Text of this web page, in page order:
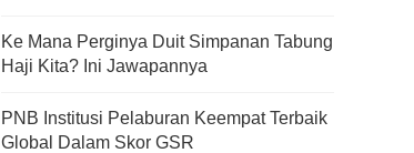
Ke Mana Perginya Duit Simpanan Tabung
Haji Kita? Ini Jawapannya
PNB Institusi Pelaburan Keempat Terbaik
Global Dalam Skor GSR